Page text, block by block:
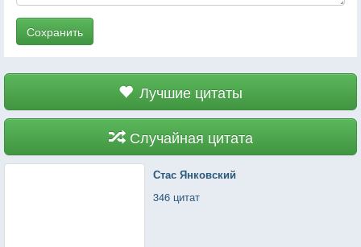
Сохранить
Лучшие цитаты
Случайная цитата
Стас Янковский
346 цитат